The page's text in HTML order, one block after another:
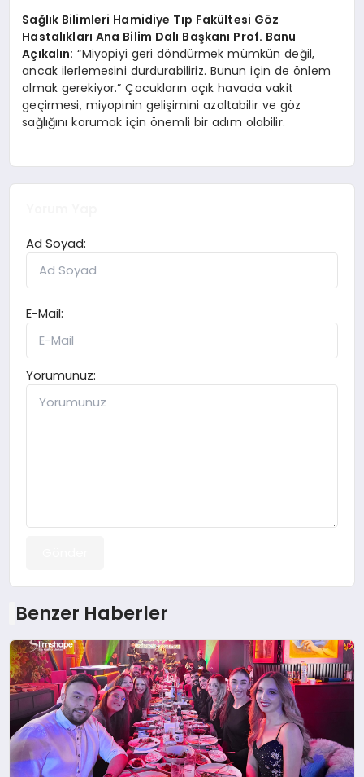
Sağlık Bilimleri Hamidiye Tıp Fakültesi Göz
Hastalıkları Ana Bilim Dalı Başkanı Prof. Banu
Açıkalın: “Miyopiyi geri döndürmek mümkün değil,
ancak ilerlemesini durdurabiliriz. Bunun için de önlem
almak gerekiyor.” Çocukların açık havada vakit
geçirmesi, miyopinin gelişimini azaltabilir ve göz
sağlığını korumak için önemli bir adım olabilir.
Ad Soyad:
E-Mail:
Yorumunuz:
Benzer Haberler